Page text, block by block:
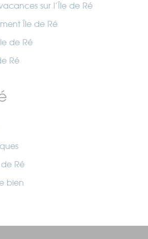
sur l’Île de Ré
Île de Ré
de Ré
Ré
de Ré
bien